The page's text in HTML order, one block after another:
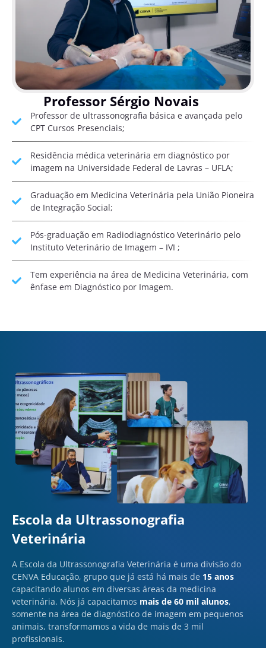
Professor Sérgio Novais
Professor de ultrassonografia básica e avançada pelo
CPT Cursos Presenciais;
Residência médica veterinária em diagnóstico por
imagem na Universidade Federal de Lavras – UFLA;
Graduação em Medicina Veterinária pela União Pioneira
de Integração Social;
Pós-graduação em Radiodiagnóstico Veterinário pelo
Instituto Veterinário de Imagem – IVI ;
Tem experiência na área de Medicina Veterinária, com
ênfase em Diagnóstico por Imagem.
Escola da Ultrassonografia
Veterinária
A Escola da Ultrassonografia Veterinária é uma divisão do
CENVA Educação, grupo que já está há mais de 15 anos
capacitando alunos em diversas áreas da medicina
veterinária. Nós já capacitamos mais de 60 mil alunos,
somente na área de diagnóstico de imagem em pequenos
animais, transformamos a vida de mais de 3 mil
profissionais.